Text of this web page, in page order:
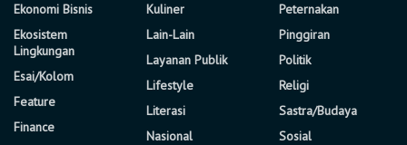
Ekonomi Bisnis
Ekosistem
Lingkungan
Esai/Kolom
Feature
Finance
Kuliner
Lain-Lain
Layanan Publik
Lifestyle
Literasi
Nasional
Peternakan
Pinggiran
Politik
Religi
Sastra/Budaya
Sosial